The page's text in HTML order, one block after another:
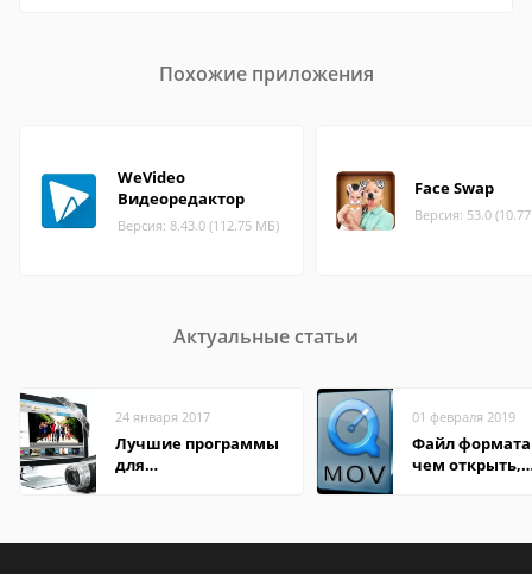
Похожие приложения
WeVideo
Видеоредактор
Версия: 8.43.0 (112.75 МБ)
Face Swap
Версия: 53.0
Актуальные статьи
24 января 2017
Лучшие программы
для
01 февраля 2019
Файл формата
чем открыть,